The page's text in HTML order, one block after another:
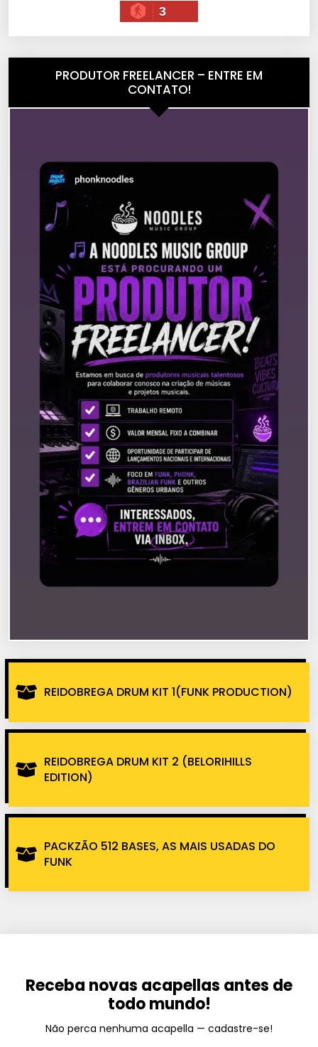
3
PRODUTOR FREELANCER – ENTRE EM
CONTATO!
REIDOBREGA DRUM KIT 1(FUNK PRODUCTION)
REIDOBREGA DRUM KIT 2 (BELORIHILLS
EDITION)
PACKZÃO 512 BASES, AS MAIS USADAS DO
FUNK
Receba novas acapellas antes de
todo mundo!
Não perca nenhuma acapella — cadastre-se!